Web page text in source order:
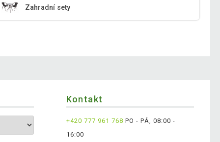
Zahradní sety
Kontakt
+420 777 961 768 PO - PÁ, 08:00 -
16:00